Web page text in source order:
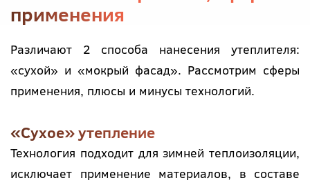
применения
Различают 2 способа нанесения утеплителя:
«сухой» и «мокрый фасад». Рассмотрим сферы
применения, плюсы и минусы технологий.
«Сухое» утепление
Технология подходит для зимней теплоизоляции,
исключает применение материалов, в составе